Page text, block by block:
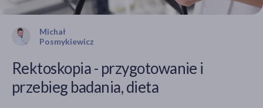
Michał
Posmykiewicz
Rektoskopia - przygotowanie i
przebieg badania, dieta